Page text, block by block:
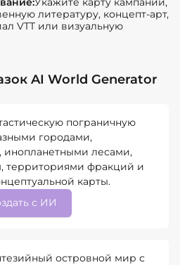
литературу, концепт-арт,
VTT или визуальную
AI World Generator
пограничную
городами,
инопланетными лесами,
территориями фракций и
карты.
с ИИ
островной мир с